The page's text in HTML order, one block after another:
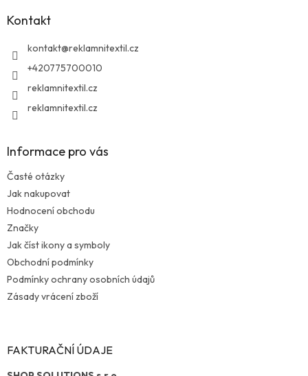
Kontakt
kontakt@reklamnitextil.cz
+420775700010
reklamnitextil.cz
reklamnitextil.cz
Informace pro vás
Časté otázky
Jak nakupovat
Hodnocení obchodu
Značky
Jak číst ikony a symboly
Obchodní podmínky
Podmínky ochrany osobních údajů
Zásady vrácení zboží
FAKTURAČNÍ ÚDAJE